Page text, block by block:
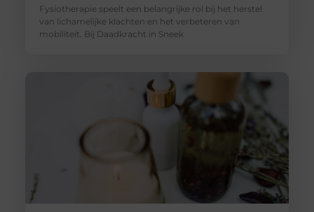
Fysiotherapie speelt een belangrijke rol bij het herstel
van lichamelijke klachten en het verbeteren van
mobiliteit. Bij Daadkracht in Sneek